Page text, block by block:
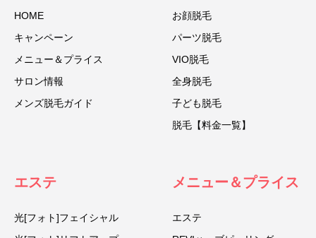
HOME
キャンペーン
メニュー＆プライス
サロン情報
メンズ脱毛ガイド
お顔脱毛
パーツ脱毛
VIO脱毛
全身脱毛
子ども脱毛
脱毛【料金一覧】
エステ
光[フォト]フェイシャル
メニュー＆プライス
エステ